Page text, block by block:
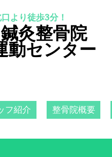
より徒歩3分！
灸整骨院
動センター
フ紹介 整骨院概要